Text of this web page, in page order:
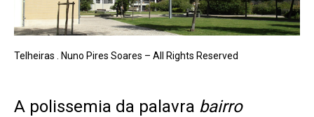
Telheiras . Nuno Pires Soares – All Rights Reserved
A polissemia da palavra bairro